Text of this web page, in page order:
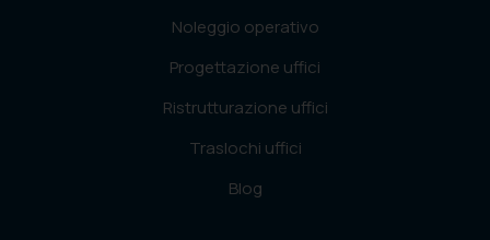
Noleggio operativo
Progettazione uffici
Ristrutturazione uffici
Traslochi uffici
Blog